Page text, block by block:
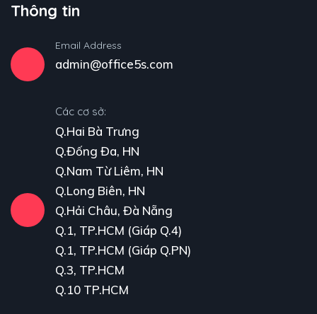
Thông tin
Email Address
admin@office5s.com
Các cơ sở:
Q.Hai Bà Trưng
Q.Đống Đa, HN
Q.Nam Từ Liêm, HN
Q.Long Biên, HN
Q.Hải Châu, Đà Nẵng
Q.1, TP.HCM (Giáp Q.4)
Q.1, TP.HCM (Giáp Q.PN)
Q.3, TP.HCM
Q.10 TP.HCM